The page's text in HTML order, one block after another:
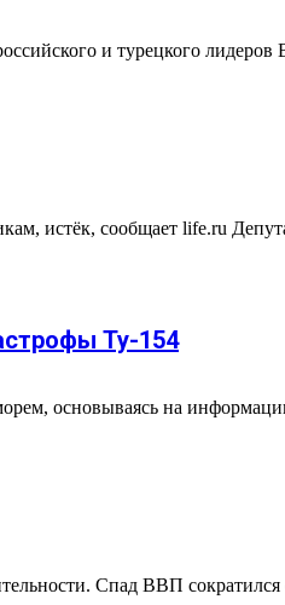
и турецкого
истёк, сообщает life.ru
Ту-154
основываясь на
Спад ВВП